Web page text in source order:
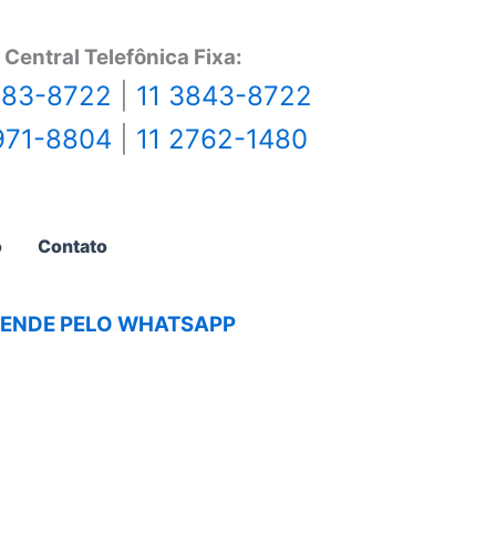
Central Telefônica Fixa:
8722
11 3843-8722
8804
11 2762-1480
Contato
PELO WHATSAPP